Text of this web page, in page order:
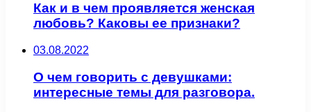
Как и в чем проявляется женская
любовь? Каковы ее признаки?
03.08.2022
О чем говорить с девушками:
интересные темы для разговора.